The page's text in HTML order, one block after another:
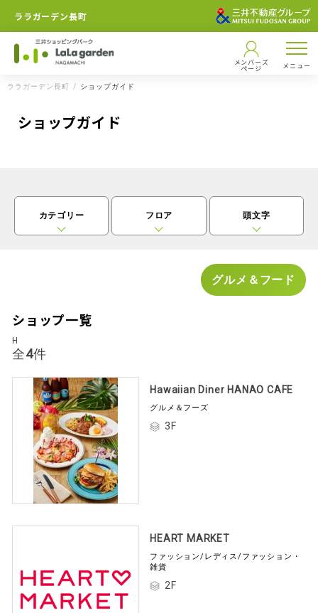
ララガーデン長町
メンバーズ
ページ メニュー
ララガーデン長町 ショップガイド
ショップガイド
カテゴリー フロア 頭文字
グルメ＆フード
ショップ一覧
H
全4件
Hawaiian Diner HANAO CAFE
グルメ＆フーズ
3F
HEART MARKET
ファッション/レディス/ファッション・
雑貨
2F